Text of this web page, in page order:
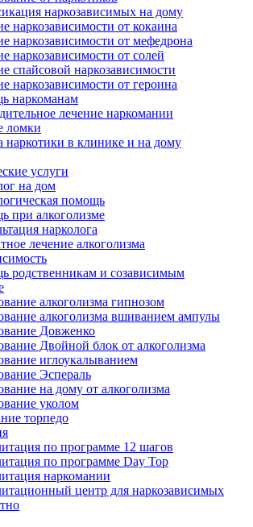
наркозависимых на дому
наркозависимости от кокаина
наркозависимости от мефедрона
наркозависимости от солей
спайсовой наркозависимости
наркозависимости от героина
наркоманам
лечение наркомании
ломки
наркотики в клинике и на дому
услуги
на дом
помощь
при алкоголизме
нарколога
лечение алкоголизма
родственникам и созависимым
алкоголизма гипнозом
алкоголизма вшиванием ампулы
Довженко
Двойной блок от алкоголизма
иглоукалыванием
Эспераль
на дому от алкоголизма
уколом
торпедо
по программе 12 шагов
по программе Day Top
наркомании
центр для наркозависимых